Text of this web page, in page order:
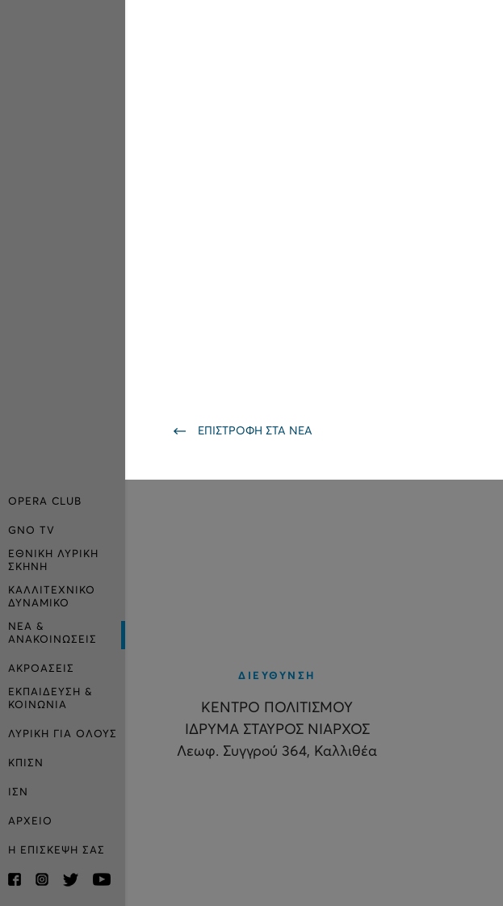
OPERA CLUB
GNO TV
ΕΘΝΙΚΗ ΛΥΡΙΚΗ
ΣΚΗΝΗ
ΚΑΛΛΙΤΕΧΝΙΚΟ
ΔΥΝΑΜΙΚΟ
ΝΕΑ &
ΑΝΑΚΟΙΝΩΣΕΙΣ
ΑΚΡΟΑΣΕΙΣ
ΕΚΠΑΙΔΕΥΣΗ &
ΚΟΙΝΩΝΙΑ
ΛΥΡΙΚΗ ΓΙΑ ΟΛΟΥΣ
ΚΠΙΣΝ
ΙΣΝ
ΑΡΧΕΙΟ
Η ΕΠΙΣΚΕΨΗ ΣΑΣ
ΕΠΙΣΤΡΟΦΗ ΣΤΑ ΝΕΑ
ΔΙΕΥΘΥΝΣΗ
ΚΕΝΤΡΟ ΠΟΛΙΤΙΣΜΟΥ
ΙΔΡΥΜΑ ΣΤΑΥΡΟΣ ΝΙΑΡΧΟΣ
Λεωφ. Συγγρού 364, Καλλιθέα